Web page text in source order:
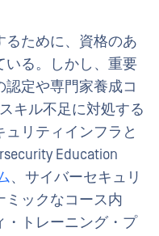
ために、資格のあ
いる。しかし、重要
定や専門家養成コ
キル不足に対処する
ュリティインフラと
Education
、サイバーセキュリ
ミックなコース内
・トレーニング・プ